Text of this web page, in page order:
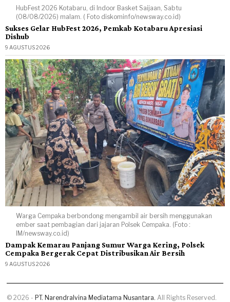
HubFest 2026 Kotabaru, di Indoor Basket Saijaan, Sabtu
(08/08/2026) malam. ( Foto diskominfo/newsway.co.id)
Sukses Gelar HubFest 2026, Pemkab Kotabaru Apresiasi
Dishub
9 AGUSTUS 2026
Warga Cempaka berbondong mengambil air bersih menggunakan
ember saat pembagian dari jajaran Polsek Cempaka. (Foto :
IM/newsway.co.id)
Dampak Kemarau Panjang Sumur Warga Kering, Polsek
Cempaka Bergerak Cepat Distribusikan Air Bersih
9 AGUSTUS 2026
©2026 - PT. Narendralvina Mediatama Nusantara. All Rights Reserved.